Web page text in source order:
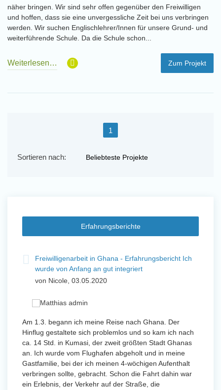
näher bringen. Wir sind sehr offen gegenüber den Freiwilligen
und hoffen, dass sie eine unvergessliche Zeit bei uns verbringen
werden. Wir suchen Englischlehrer/Innen für unsere Grund- und
weiterführende Schule. Da die Schule schon...
Weiterlesen… Zum Projekt
1
Sortieren nach:
Erfahrungsberichte
Freiwilligenarbeit in Ghana - Erfahrungsbericht Ich
wurde von Anfang an gut integriert
von Nicole, 03.05.2020
Am 1.3. begann ich meine Reise nach Ghana. Der
Hinflug gestaltete sich problemlos und so kam ich nach
ca. 14 Std. in Kumasi, der zweit größten Stadt Ghanas
an. Ich wurde vom Flughafen abgeholt und in meine
Gastfamilie, bei der ich meinen 4-wöchigen Aufenthalt
verbringen sollte, gebracht. Schon die Fahrt dahin war
ein Erlebnis, der Verkehr auf der Straße, die